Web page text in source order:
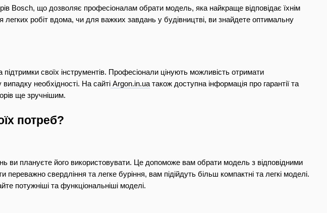
Bosch, що дозволяє професіоналам обрати модель, яка найкраще відповідає їхнім
робіт вдома, чи для важких завдань у будівництві, ви знайдете оптимальну
своїх інструментів. Професіонали цінують можливість отримати
необхідності. На сайті Argon.in.ua також доступна інформація про гарантії та
ще зручнішим.
потреб?
ви плануєте його використовувати. Це допоможе вам обрати модель з відповідними
свердління та легке буріння, вам підійдуть більш компактні та легкі моделі.
потужніші та функціональніші моделі.